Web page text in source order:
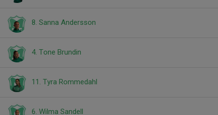
8. Sanna Andersson
4. Tone Brundin
11. Tyra Rommedahl
6. Wilma Sandell